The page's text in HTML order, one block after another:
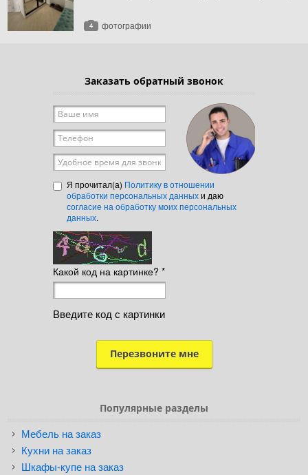
4 фотографии
Заказать обратный звонок
Ваше имя
Телефон
Удобное время для звонка
Я прочитал(а) Политику в отношении
обработки персональных данныхи даю
согласие на обработку моих персональных
данных.
Какой код на картинке? *
Введите код с картинки
Популярные разделы
Мебель на заказ
Кухни на заказ
Шкафы-купе на заказ